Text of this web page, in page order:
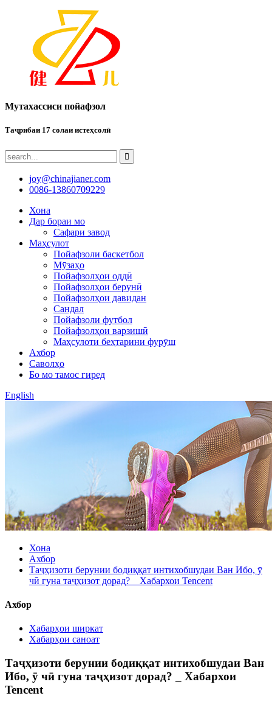
Мутахассиси пойафзол
Таҷрибаи 17 солаи истеҳсолӣ
joy@chinajianer.com
0086-13860709229
Хона
Дар бораи мо
Сафари завод
Маҳсулот
Пойафзоли баскетбол
Мӯзаҳо
Пойафзолҳои оддӣ
Пойафзолҳои берунӣ
Пойафзолҳои давидан
Сандал
Пойафзоли футбол
Пойафзолҳои варзишӣ
Маҳсулоти беҳтарини фурӯш
Ахбор
Саволҳо
Бо мо тамос гиред
English
Хона
Ахбор
Таҷҳизоти берунии бодиққат интихобшудаи Ван Ибо, ӯ
чӣ гуна таҷҳизот дорад? _ Хабархои Tencent
Ахбор
Хабарҳои ширкат
Хабарҳои саноат
Таҷҳизоти берунии бодиққат интихобшудаи Ван
Ибо, ӯ чӣ гуна таҷҳизот дорад? _ Хабархои
Tencent